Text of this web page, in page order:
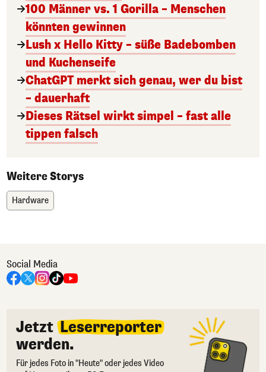
100 Männer vs. 1 Gorilla – Menschen
könnten gewinnen
Lush x Hello Kitty – süße Badebomben
und Kuchenseife
ChatGPT merkt sich genau, wer du bist
– dauerhaft
Dieses Rätsel wirkt simpel – fast alle
tippen falsch
Weitere Storys
Hardware
Social Media
Jetzt Leserreporter
werden.
Für jedes Foto in "Heute" oder jedes Video